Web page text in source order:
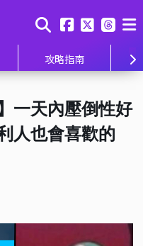
攻略指南
一天內壓倒性好
人也會喜歡的